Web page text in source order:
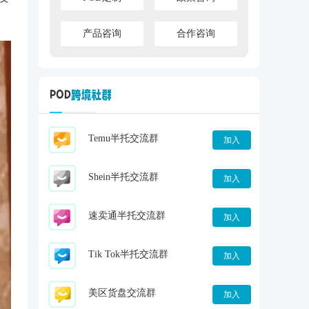
产品咨询 合作咨询
Temu半托交流群 加入
Shein半托交流群 加入
速卖通半托交流群 加入
Tik Tok半托交流群 加入
美区货盘交流群 加入